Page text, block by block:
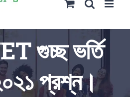
গুচ্ছ ভর্তি
প্রশ্ন।